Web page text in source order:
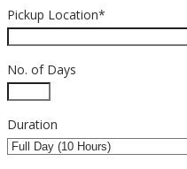
Pickup Location*
No. of Days
Duration